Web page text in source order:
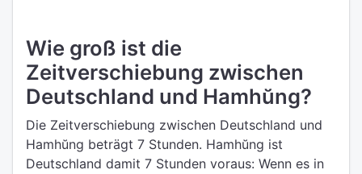
Wie groß ist die
Zeitverschiebung zwischen
Deutschland und Hamhŭng?
Die Zeitverschiebung zwischen Deutschland und
Hamhŭng beträgt 7 Stunden. Hamhŭng ist
Deutschland damit 7 Stunden voraus: Wenn es in